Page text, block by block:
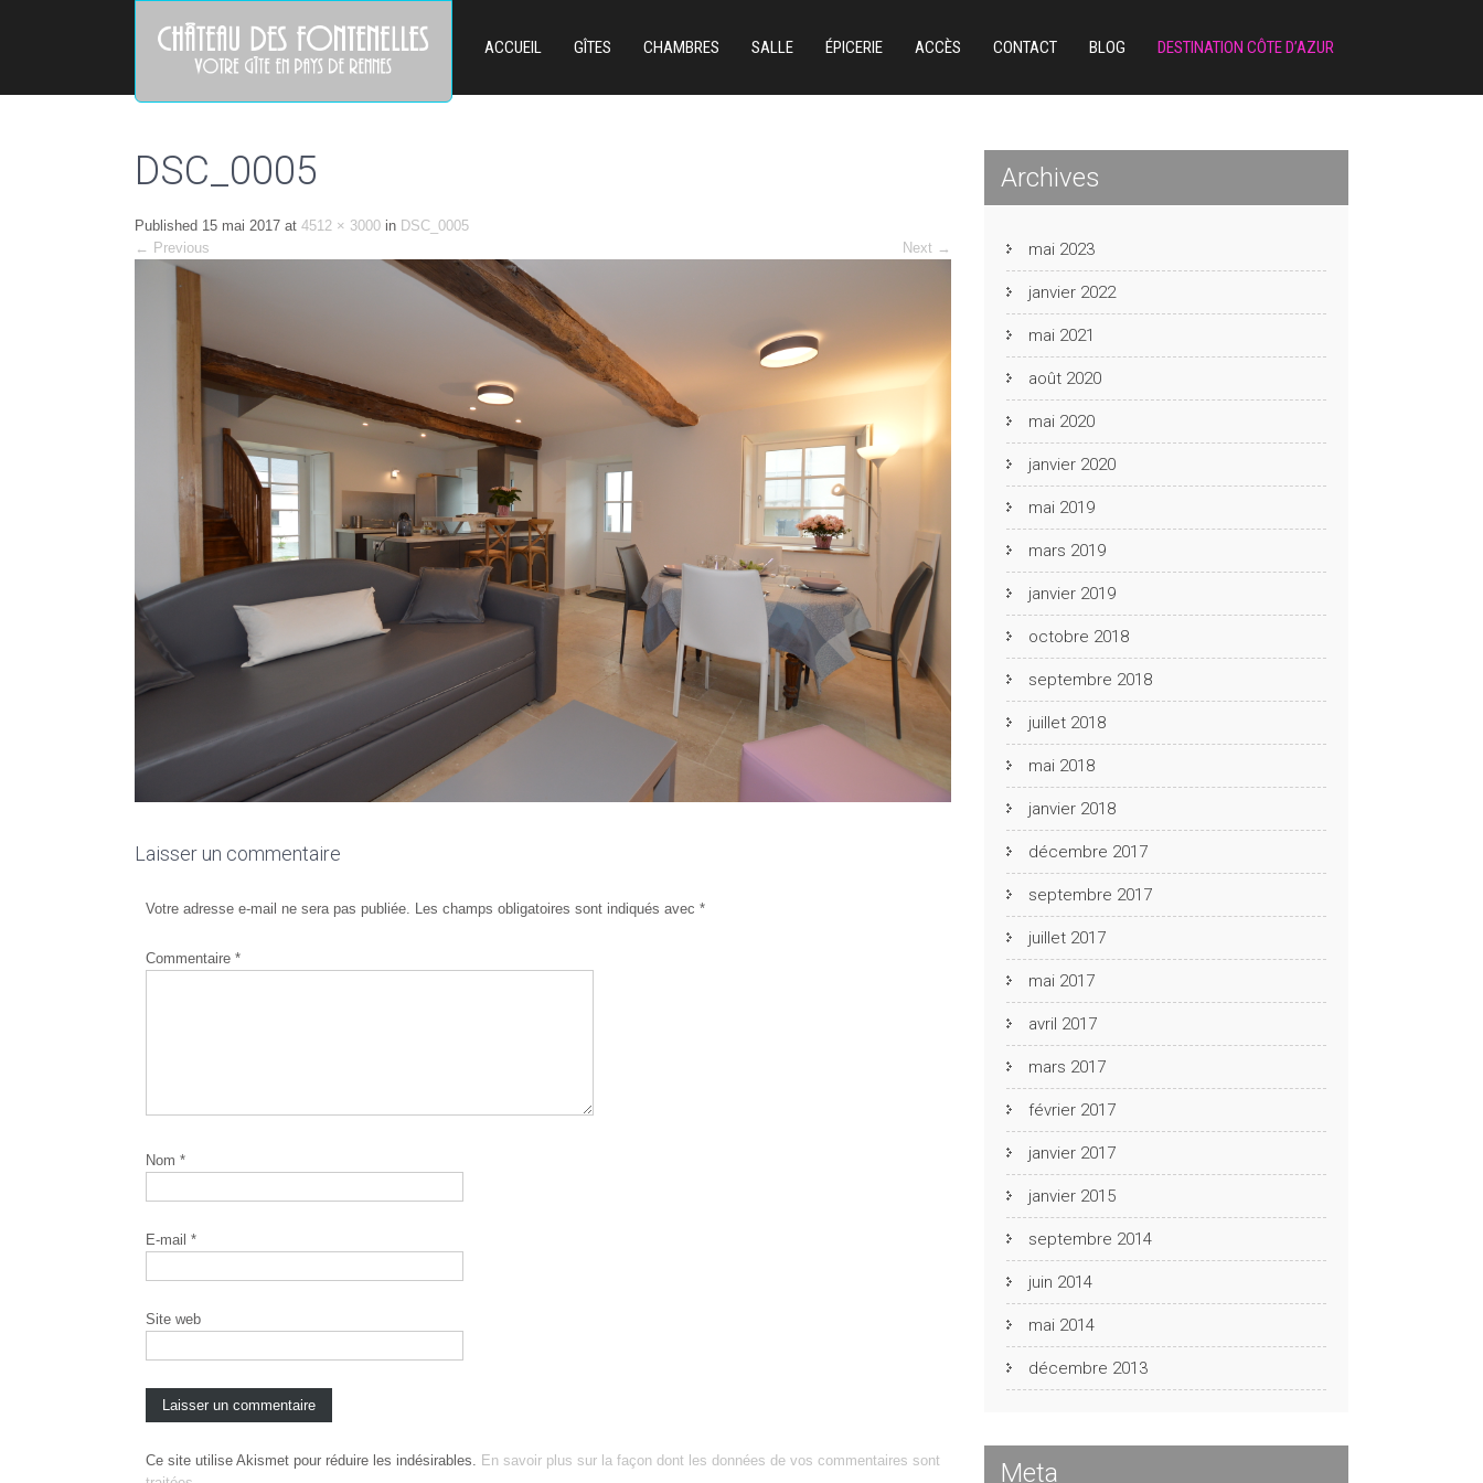
ACCUEIL GÎTES CHAMBRES SALLE ÉPICERIE ACCÈS CONTACT BLOG DESTINATION CÔTE D’AZUR
DSC_0005
Published 15 mai 2017 at 4512 × 3000 in DSC_0005
← Previous Next →
Laisser un commentaire
Votre adresse e-mail ne sera pas publiée. Les champs obligatoires sont indiqués avec *
Commentaire *
Nom *
E-mail *
Site web
Ce site utilise Akismet pour réduire les indésirables. En savoir plus sur la façon dont les données de vos commentaires sont
Archives
mai 2023
janvier 2022
mai 2021
août 2020
mai 2020
janvier 2020
mai 2019
mars 2019
janvier 2019
octobre 2018
septembre 2018
juillet 2018
mai 2018
janvier 2018
décembre 2017
septembre 2017
juillet 2017
mai 2017
avril 2017
mars 2017
février 2017
janvier 2017
janvier 2015
septembre 2014
juin 2014
mai 2014
décembre 2013
Meta